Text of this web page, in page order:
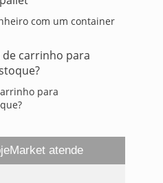
com um container
para
atende